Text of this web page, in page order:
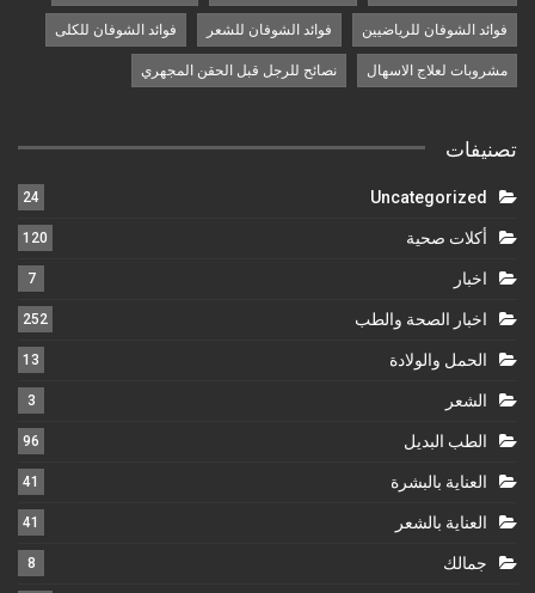
فوائد الشوفان للرياضيين فوائد الشوفان للشعر فوائد الشوفان للكلى
مشروبات لعلاج الاسهال نصائح للرجل قبل الحقن المجهري
تصنيفات
Uncategorized
24
أكلات صحية 120
اخبار 7
اخبار الصحة والطب 252
الحمل والولادة 13
الشعر 3
الطب البديل 96
العناية بالبشرة 41
العناية بالشعر 41
جمالك 8